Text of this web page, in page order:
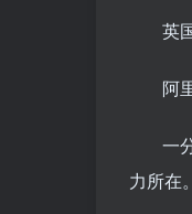
英
阿
一
力所在。